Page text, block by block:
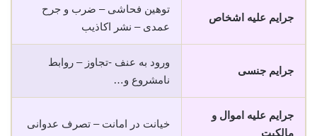
جرایم علیه اشخاص
توهین فحاشی – ضرب و جرح
عمدی – نشر اکاذیب
جرایم جنسی
ورود به عنف -تجاوز – روابط
نامشروع و…
جرایم علیه اموال و
مالکیت
خیانت در امانت – تصرف عدوانی